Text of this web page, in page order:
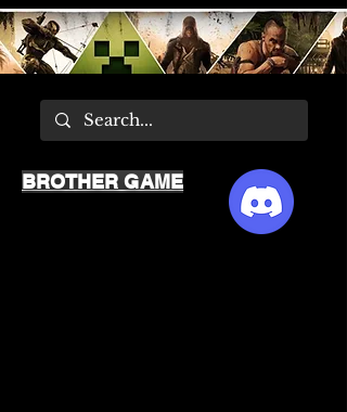
BROTHER GAME